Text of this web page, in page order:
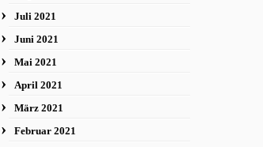
Juli 2021
Juni 2021
Mai 2021
April 2021
März 2021
Februar 2021